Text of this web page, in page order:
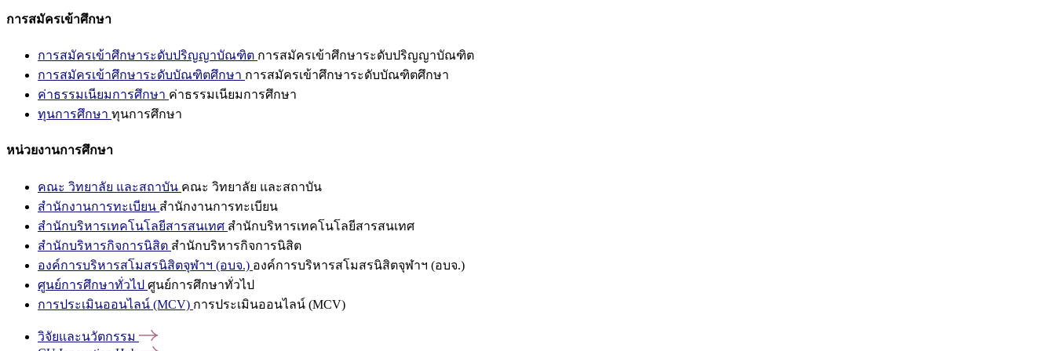
การสมัครเข้าศึกษา
การสมัครเข้าศึกษาระดับปริญญาบัณฑิต การสมัครเข้าศึกษาระดับปริญญาบัณฑิต
การสมัครเข้าศึกษาระดับบัณฑิตศึกษา การสมัครเข้าศึกษาระดับบัณฑิตศึกษา
ค่าธรรมเนียมการศึกษา ค่าธรรมเนียมการศึกษา
ทุนการศึกษา ทุนการศึกษา
หน่วยงานการศึกษา
คณะ วิทยาลัย และสถาบัน คณะ วิทยาลัย และสถาบัน
สำนักงานการทะเบียน สำนักงานการทะเบียน
สำนักบริหารเทคโนโลยีสารสนเทศ สำนักบริหารเทคโนโลยีสารสนเทศ
สำนักบริหารกิจการนิสิต สำนักบริหารกิจการนิสิต
องค์การบริหารสโมสรนิสิตจุฬาฯ (อบจ.) องค์การบริหารสโมสรนิสิตจุฬาฯ (อบจ.)
ศูนย์การศึกษาทั่วไป ศูนย์การศึกษาทั่วไป
การประเมินออนไลน์ (MCV) การประเมินออนไลน์ (MCV)
วิจัยและนวัตกรรม